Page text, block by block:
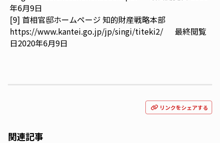
年6月9日
[9] 首相官邸ホームページ 知的財産戦略本部
https://www.kantei.go.jp/jp/singi/titeki2/
最終閲覧
日2020年6月9日
リンクをシェアする
関連記事